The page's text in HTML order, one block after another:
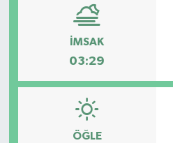
İMSAK
03:29
ÖĞLE